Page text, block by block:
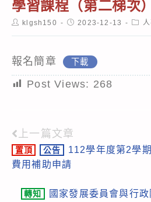
學習課程（第二梯次）
Postklgsh150
Post2023-12-13
Post
報名簡章 下載
Post Views: 268
Read
more
上一篇文章
置頂 公告
112學年度第2學
費用補助申請
轉知
國家發展委員會與行